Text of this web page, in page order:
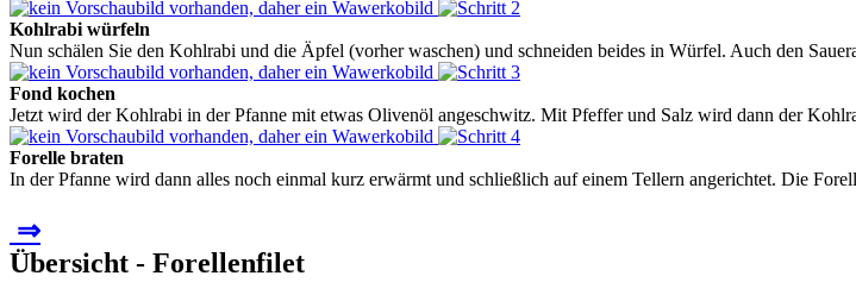
Kohlrabi würfeln
Nun schälen Sie den Kohlrabi und die Äpfel (vorher waschen) und schneiden beides in Würfel. Auch den
Fond kochen
Jetzt wird der Kohlrabi in der Pfanne mit etwas Olivenöl angeschwitz. Mit Pfeffer und Salz wird dann der
Forelle braten
In der Pfanne wird dann alles noch einmal kurz erwärmt und schließlich auf einem Tellern angerichtet. Die
⇒
Übersicht - Forellenfilet